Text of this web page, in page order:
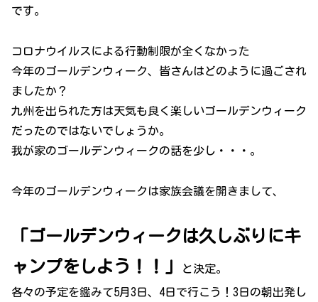
です。
コロナウイルスによる行動制限が全くなかった
今年のゴールデンウィーク、皆さんはどのように過ごされ
ましたか？
九州を出られた方は天気も良く楽しいゴールデンウィーク
だったのではないでしょうか。
我が家のゴールデンウィークの話を少し・・・。
今年のゴールデンウィークは家族会議を開きまして、
「ゴールデンウィークは久しぶりにキ
ャンプをしよう！！」
と決定。
各々の予定を鑑みて5月3日、4日で行こう！3日の朝出発し